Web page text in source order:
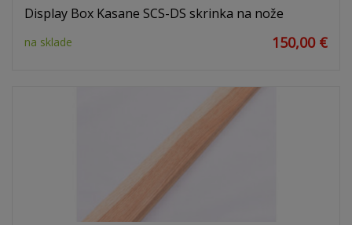
Display Box Kasane SCS-DS skrinka na nože
na sklade 150,00 €